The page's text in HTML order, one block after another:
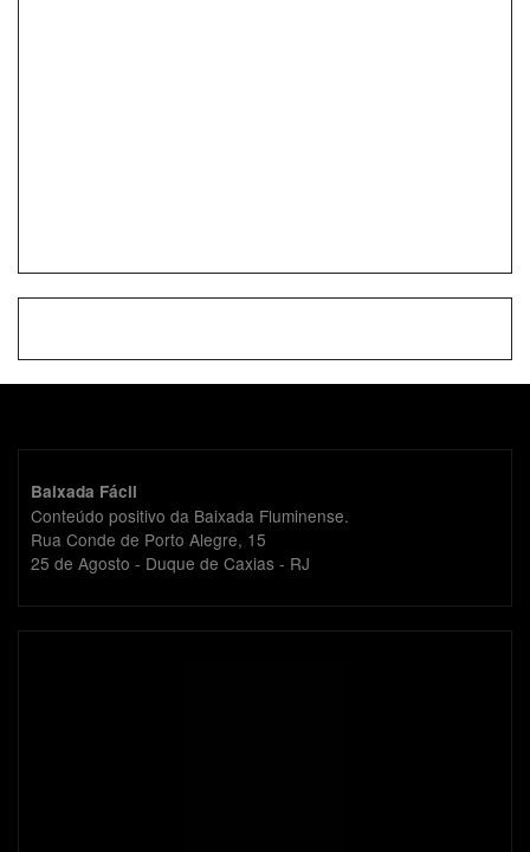
Baixada Fácil
Conteúdo positivo da Baixada Fluminense.
Rua Conde de Porto Alegre, 15
25 de Agosto - Duque de Caxias - RJ